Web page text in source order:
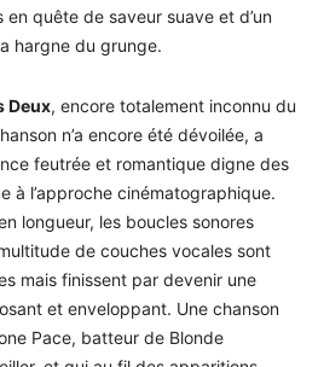
quête de saveur suave et d’un
hargne du grunge.
Deux, encore totalement inconnu du
n’a encore été dévoilée, a
feutrée et romantique digne des
à l’approche cinématographique.
longueur, les boucles sonores
de couches vocales sont
mais finissent par devenir une
et enveloppant. Une chanson
Pace, batteur de Blonde